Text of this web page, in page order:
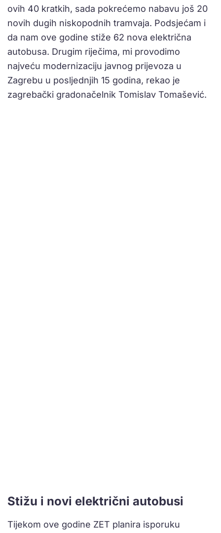
ovih 40 kratkih, sada pokrećemo nabavu još 20
novih dugih niskopodnih tramvaja. Podsjećam i
da nam ove godine stiže 62 nova električna
autobusa. Drugim riječima, mi provodimo
najveću modernizaciju javnog prijevoza u
Zagrebu u posljednjih 15 godina, rekao je
zagrebački gradonačelnik Tomislav Tomašević.
Stižu i novi električni autobusi
Tijekom ove godine ZET planira isporuku